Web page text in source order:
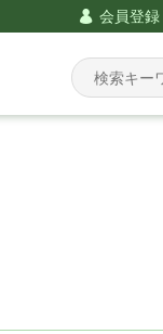
会員登録